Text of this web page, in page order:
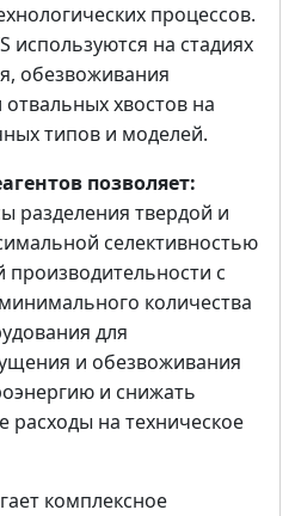
процессов.
используются на стадиях
обезвоживания
хвостов на
типов и моделей.
позволяет:
разделения твердой и
селективностью
производительности с
количества
для
и обезвоживания
и снижать
расходы на техническое
комплексное